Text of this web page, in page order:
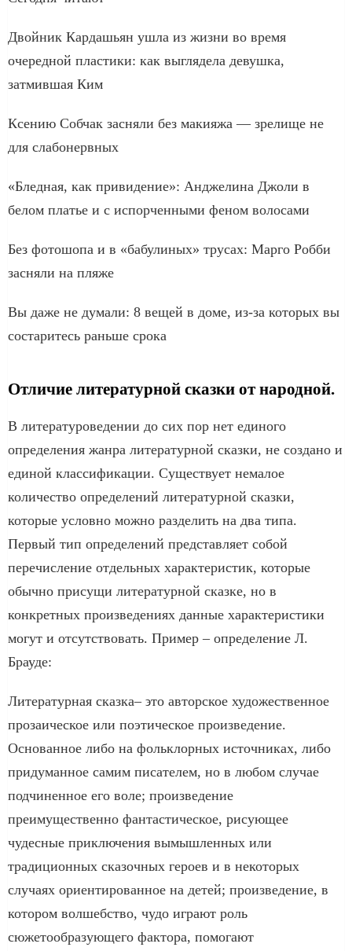
Двойник Кардашьян ушла из жизни во время
очередной пластики: как выглядела девушка,
затмившая Ким
Ксению Собчак засняли без макияжа — зрелище не
для слабонервных
«Бледная, как привидение»: Анджелина Джоли в
белом платье и с испорченными феном волосами
Без фотошопа и в «бабулиных» трусах: Марго Робби
засняли на пляже
Вы даже не думали: 8 вещей в доме, из-за которых вы
состаритесь раньше срока
Отличие литературной сказки от народной.
В литературоведении до сих пор нет единого
определения жанра литературной сказки, не создано и
единой классификации. Существует немалое
количество определений литературной сказки,
которые условно можно разделить на два типа.
Первый тип определений представляет собой
перечисление отдельных характеристик, которые
обычно присущи литературной сказке, но в
конкретных произведениях данные характеристики
могут и отсутствовать. Пример – определение Л.
Брауде:
Литературная сказка– ϶ᴛᴏ авторское художественное
прозаическое или поэтическое произведение.
Основанное либо на фольклорных источниках, либо
придуманное самим писателем, но в любом случае
подчиненное его воле; произведение
преимущественно фантастическое, рисующее
чудесные приключения вымышленных или
традиционных сказочных героев и в некоторых
случаях ориентированное на детей; произведение, в
котором волшебство, чудо играют роль
сюжетообразующего фактора, помогают